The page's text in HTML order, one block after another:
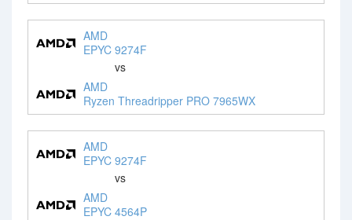
AMD
EPYC 9274F
vs
AMD
Ryzen Threadripper PRO 7965WX
AMD
EPYC 9274F
vs
AMD
EPYC 4564P